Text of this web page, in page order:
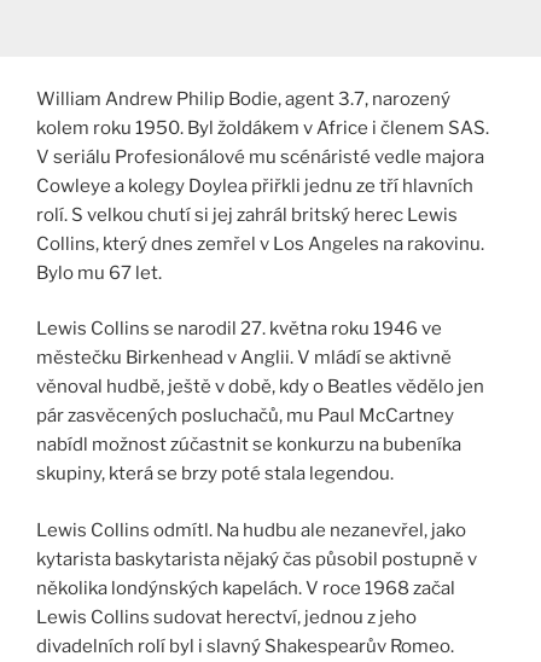
William Andrew Philip Bodie, agent 3.7, narozený
kolem roku 1950. Byl žoldákem v Africe i členem SAS.
V seriálu Profesionálové mu scénáristé vedle majora
Cowleye a kolegy Doylea přiřkli jednu ze tří hlavních
rolí. S velkou chutí si jej zahrál britský herec Lewis
Collins, který dnes zemřel v Los Angeles na rakovinu.
Bylo mu 67 let.
Lewis Collins se narodil 27. května roku 1946 ve
městečku Birkenhead v Anglii. V mládí se aktivně
věnoval hudbě, ještě v době, kdy o Beatles vědělo jen
pár zasvěcených posluchačů, mu Paul McCartney
nabídl možnost zúčastnit se konkurzu na bubeníka
skupiny, která se brzy poté stala legendou.
Lewis Collins odmítl. Na hudbu ale nezanevřel, jako
kytarista baskytarista nějaký čas působil postupně v
několika londýnských kapelách. V roce 1968 začal
Lewis Collins sudovat herectví, jednou z jeho
divadelních rolí byl i slavný Shakespearův Romeo.